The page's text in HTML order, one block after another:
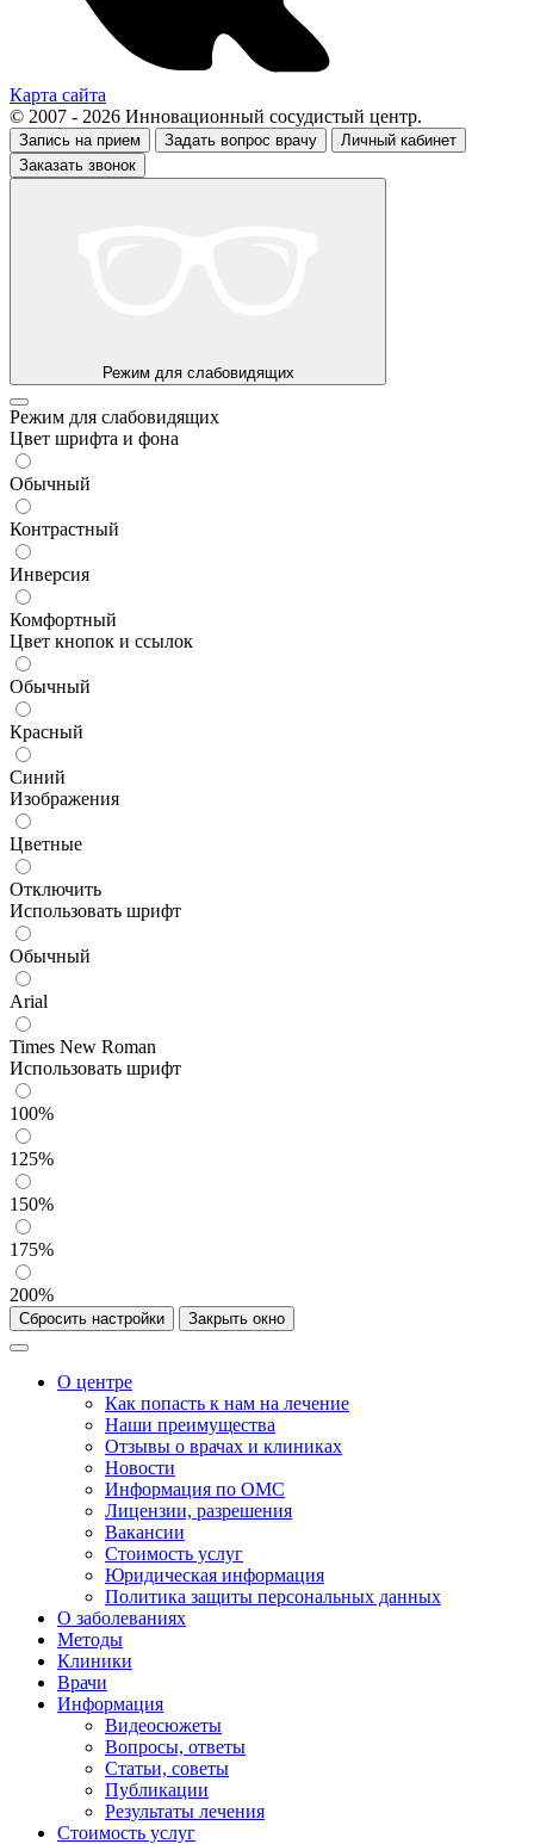
Карта сайта
© 2007 - 2026 Инновационный сосудистый центр.
Запись на прием Задать вопрос врачу
Личный кабинет
Заказать звонок
Режим для слабовидящих
Режим для слабовидящих
Цвет шрифта и фона
Обычный
Контрастный
Инверсия
Комфортный
Цвет кнопок и ссылок
Обычный
Красный
Синий
Изображения
Цветные
Отключить
Использовать шрифт
Обычный
Arial
Times New Roman
Использовать шрифт
100%
125%
150%
175%
200%
Сбросить настройки Закрыть окно
О центре
Как попасть к нам на лечение
Наши преимущества
Отзывы о врачах и клиниках
Новости
Информация по ОМС
Лицензии, разрешения
Вакансии
Стоимость услуг
Юридическая информация
Политика защиты персональных данных
О заболеваниях
Методы
Клиники
Врачи
Информация
Видеосюжеты
Вопросы, ответы
Статьи, советы
Публикации
Результаты лечения
Стоимость услуг